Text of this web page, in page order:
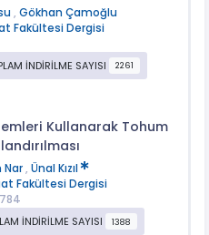
, Gökhan Çamoğlu
Fakültesi Dergisi
İNDİRİLME SAYISI 2261
Kullanarak Tohum
Nar, Ünal Kızıl
Fakültesi Dergisi
İNDİRİLME SAYISI 1388